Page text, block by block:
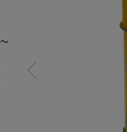
ぃ～ひぃ～
うがらし
うがらし